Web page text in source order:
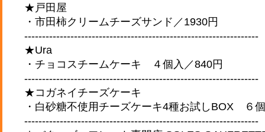
★戸田屋
・市田柿クリームチーズサンド／1930円
------------------------------------------------------------------
★Ura
・チョコスチームケーキ ４個入／840円
------------------------------------------------------------------
★コガネイチーズケーキ
・白砂糖不使用チーズケーキ4種お試しBOX ６
------------------------------------------------------------------